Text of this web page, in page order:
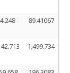
89.41067
1,499.734